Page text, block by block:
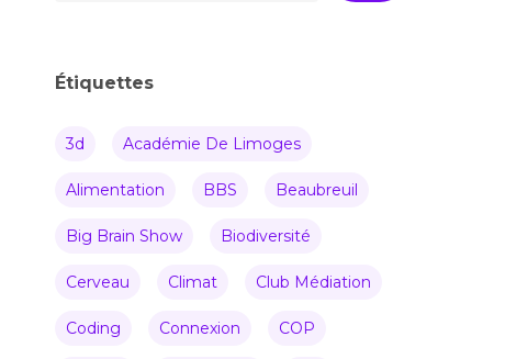
Étiquettes
3d Académie De Limoges
Alimentation BBS Beaubreuil
Big Brain Show Biodiversité
Cerveau Climat Club Médiation
Coding Connexion COP